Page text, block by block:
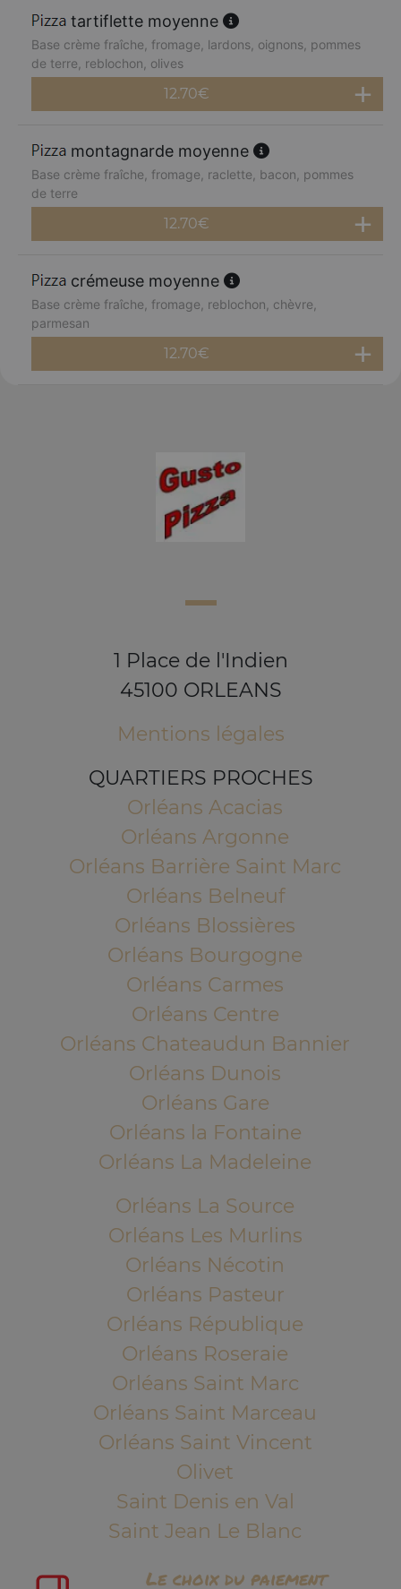
tartiflette moyenne
Base crème fraîche, fromage, lardons, oignons, pommes
de terre, reblochon, olives
12.70€
montagnarde moyenne
Base crème fraîche, fromage, raclette, bacon, pommes
de terre
12.70€
crémeuse moyenne
Base crème fraîche, fromage, reblochon, chèvre,
parmesan
12.70€
1 Place de l'Indien
45100 ORLEANS
Mentions légales
QUARTIERS PROCHES
Orléans Acacias
Orléans Argonne
Orléans Barrière Saint Marc
Orléans Belneuf
Orléans Blossières
Orléans Bourgogne
Orléans Carmes
Orléans Centre
Orléans Chateaudun Bannier
Orléans Dunois
Orléans Gare
Orléans la Fontaine
Orléans La Madeleine
Orléans La Source
Orléans Les Murlins
Orléans Nécotin
Orléans Pasteur
Orléans République
Orléans Roseraie
Orléans Saint Marc
Orléans Saint Marceau
Orléans Saint Vincent
Olivet
Saint Denis en Val
Saint Jean Le Blanc
Le choix du paiement